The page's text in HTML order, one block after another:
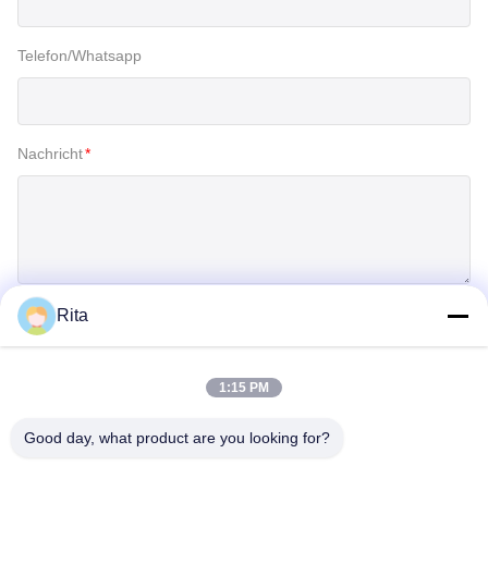
Telefon/Whatsapp
Nachricht*
Rita
1:15 PM
Good day, what product are you looking for?